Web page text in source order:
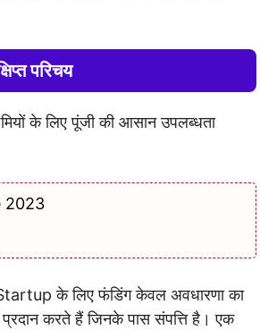
परिचय
के लिए पूंजी की आसान उपलब्धता
2023
के लिए फंडिंग केवल अवधारणा का
करते हैं जिनके पास संपत्ति है। एक